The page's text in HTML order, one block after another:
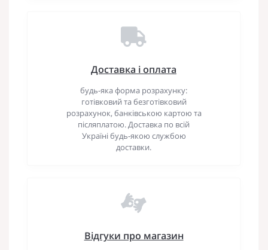
Доставка і оплата
будь-яка форма розрахунку:
готівковий та безготівковий
розрахунок, банківською картою та
післяплатою. Доставка по всій
Україні будь-якою службою
доставки.
Відгуки про магазин